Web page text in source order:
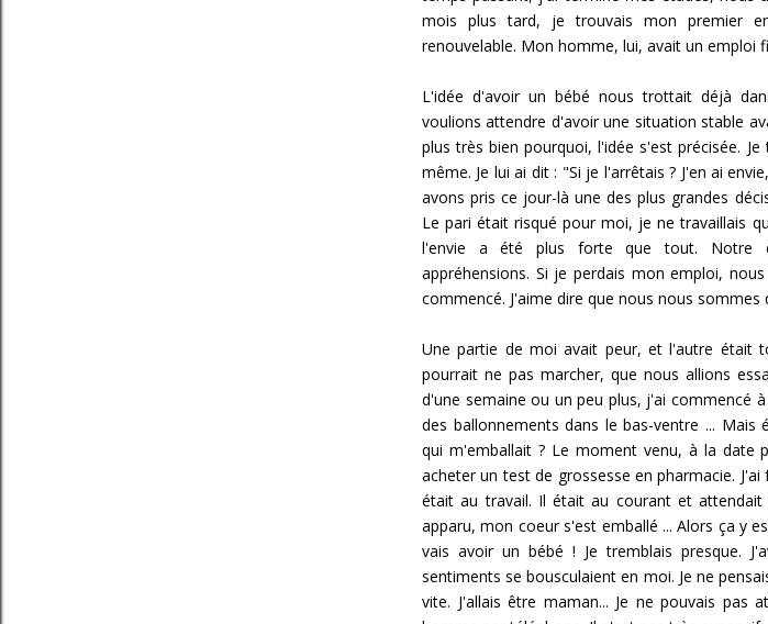
mois plus tard, je trouvais mon premier
renouvelable. Mon homme, lui, avait un emploi
L'idée d'avoir un bébé nous trottait déjà
voulions attendre d'avoir une situation stable
plus très bien pourquoi, l'idée s'est précisée.
même. Je lui ai dit : "Si je l'arrêtais ? J'en ai
avons pris ce jour-là une des plus grandes
Le pari était risqué pour moi, je ne travaillais
l'envie a été plus forte que tout. Notre
appréhensions. Si je perdais mon emploi,
commencé. J'aime dire que nous nous sommes
Une partie de moi avait peur, et l'autre était
pourrait ne pas marcher, que nous allions
d'une semaine ou un peu plus, j'ai commencé
des ballonnements dans le bas-ventre ...
qui m'emballait ? Le moment venu, à la date
acheter un test de grossesse en pharmacie.
était au travail. Il était au courant et
apparu, mon coeur s'est emballé ... Alors ça y
vais avoir un bébé ! Je tremblais presque.
sentiments se bousculaient en moi. Je ne
vite. J'allais être maman... Je ne pouvais pas